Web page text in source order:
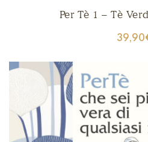
Per Tè 1 – Tè
39,90